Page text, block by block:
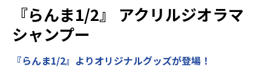
『らんま1/2』 アクリルジオラマ
シャンプー
『らんま1/2』よりオリジナルグッズが登場！